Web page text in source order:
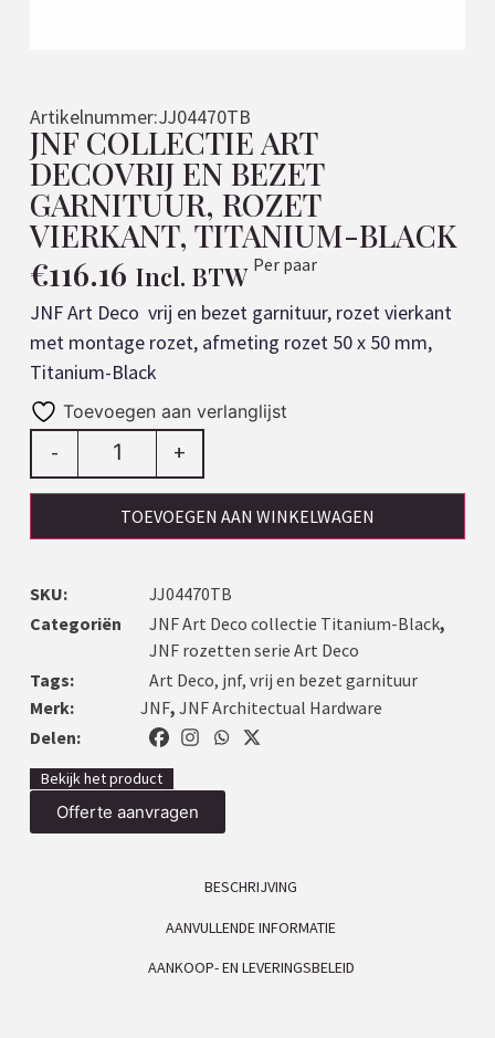
Artikelnummer:JJ04470TB
JNF COLLECTIE ART
DECOVRIJ EN BEZET
GARNITUUR, ROZET
VIERKANT, TITANIUM-BLACK
€116.16 Incl. BTW Per paar
JNF Art Deco vrij en bezet garnituur, rozet vierkant
met montage rozet, afmeting rozet 50 x 50 mm,
Titanium-Black
Toevoegen aan verlanglijst
- +
TOEVOEGEN AAN WINKELWAGEN
SKU:
JJ04470TB
Categoriën
JNF Art Deco collectie Titanium-Black,
JNF rozetten serie Art Deco
Tags:
Art Deco, jnf, vrij en bezet garnituur
Merk:
JNF, JNF Architectual Hardware
Delen:
Bekijk het product
Offerte aanvragen
BESCHRIJVING
AANVULLENDE INFORMATIE
AANKOOP- EN LEVERINGSBELEID